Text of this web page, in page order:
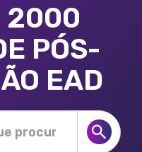
2000
PÓS-
EAD